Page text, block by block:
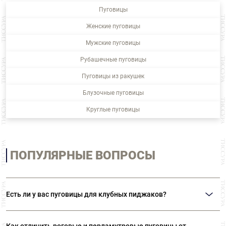
Пуговицы
Женские пуговицы
Мужские пуговицы
Рубашечные пуговицы
Пуговицы из ракушек
Блузочные пуговицы
Круглые пуговицы
ПОПУЛЯРНЫЕ ВОПРОСЫ
Есть ли у вас пуговицы для клубных пиджаков?
изображением гербов и различной символикой. Также вы можете